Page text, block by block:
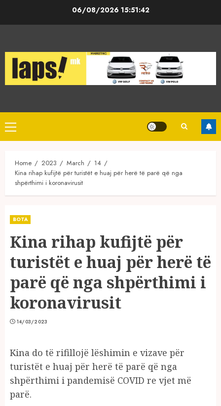
06/08/2026 15:51:43
Primary
Menu
Home 2023 March
14
Kina rihap kufijtë për turistët e huaj për herë të parë që nga
shpërthimi i koronavirusit
BOTA
Kina rihap kufijtë për
turistët e huaj për herë të
parë që nga shpërthimi i
koronavirusit
14/03/2023
Kina do të rifillojë lëshimin e vizave për
turistët e huaj për herë të parë që nga
shpërthimi i pandemisë COVID re vjet më
parë.